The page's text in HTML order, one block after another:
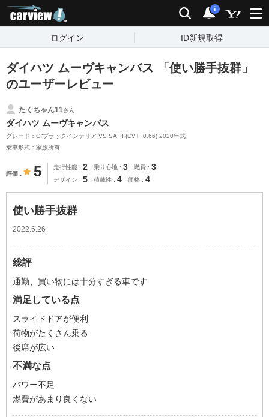
検索 通知
i
ログイン ID新規取得
ダイハツ ムーヴキャンバス 「使い勝手抜群」
のユーザーレビュー
たくちゃん11さん
ダイハツ ムーヴキャンバス
グレード：G“ブラックインテリア VS SA III”(CVT_0.66) 2020年式
乗車形式：家族所有
評価 5 走行性能 2 乗り心地 3 燃費 3
デザイン 5 積載性 4 価格 4
使い勝手抜群
2022.6.26
総評
通勤、買い物には十分すぎる車です
満足している点
スライドドアが便利
荷物がたくさん乗る
後席が広い
不満な点
パワー不足
燃費があまり良くない